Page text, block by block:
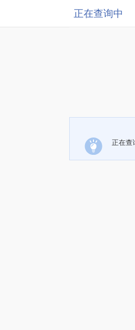
正在查询中
正在查